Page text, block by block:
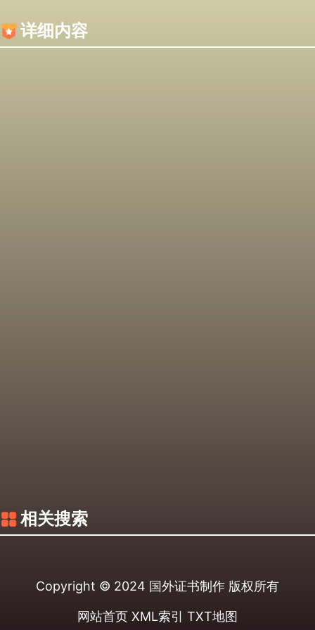
详细内容
相关搜索
Copyright © 2024 国外证书制作 版权所有
网站首页 XML索引 TXT地图